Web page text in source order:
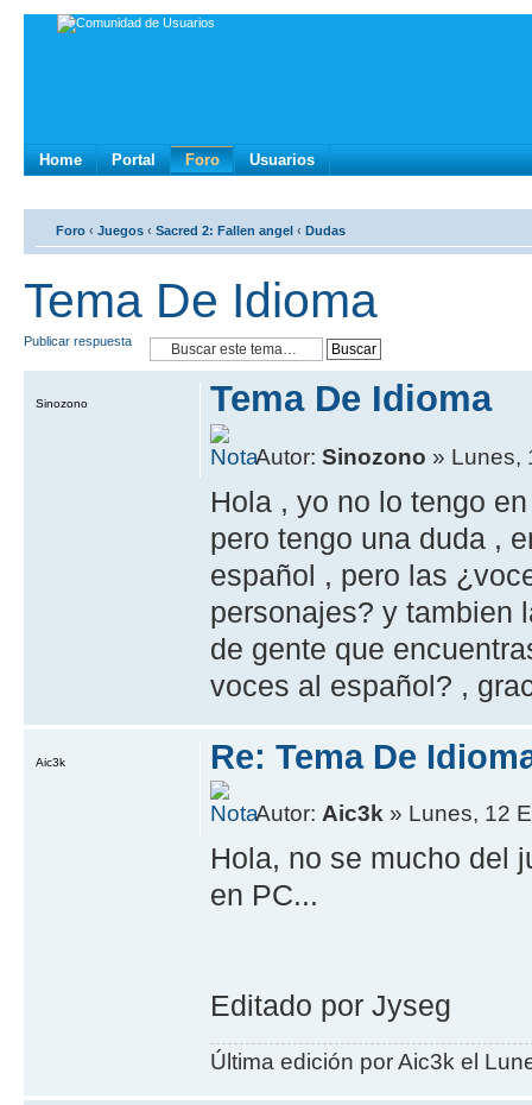
Home Portal Foro Usuarios
Foro ‹ Juegos ‹ Sacred 2: Fallen angel ‹ Dudas
Tema De Idioma
Publicar respuesta
Tema De Idioma
Autor:Sinozono » Lunes,
Hola , yo no lo tengo
pero tengo una duda ,
español , pero las
personajes? y tambien
de gente que
voces al español? ,
Sinozono
Re: Tema De
Autor: Aic3k » Lunes, 12
Hola, no se mucho del
en PC...
Editado por Jyseg
Última edición por Aic3k el
Aic3k